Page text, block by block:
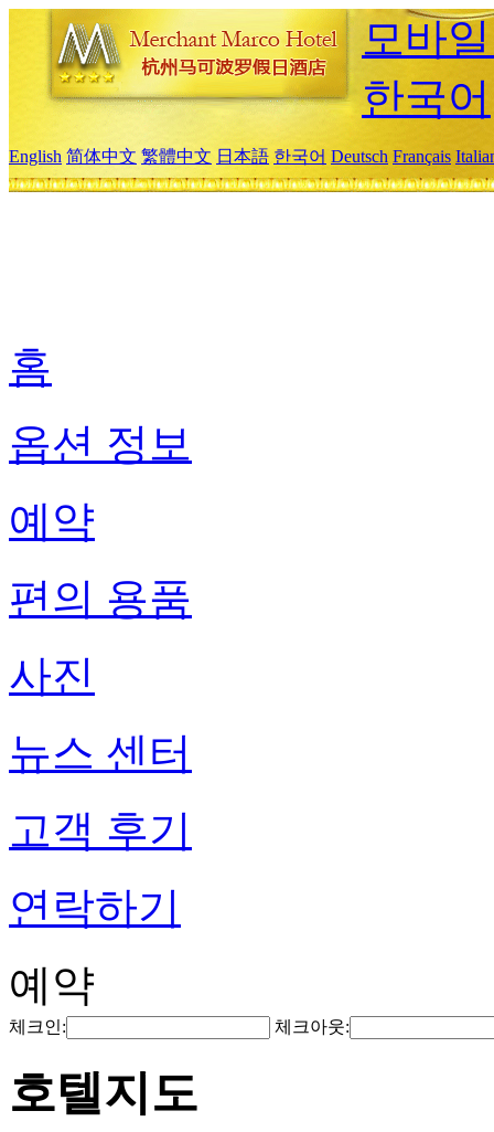
모바
한국어
English 简体中文 繁體中文 日本語 한국어 Deutsch Français
홈
옵션 정보
예약
편의 용품
사진
뉴스 센터
고객 후기
연락하기
예약
체크인: 체크아웃:
호텔지도